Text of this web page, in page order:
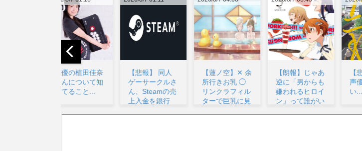
【蓮ノ空】✕ 余
所行きお乳 ◯
リンクラフィル
ターで巨乳に見
【朗報】じゃあ
逆に「男からも
嫌われるヒロイ
ン」って誰がい
【悲報】最近の
声優、個性が無
い...
【悲報】 同人
ゲーサークルさ
ん、Steamの売